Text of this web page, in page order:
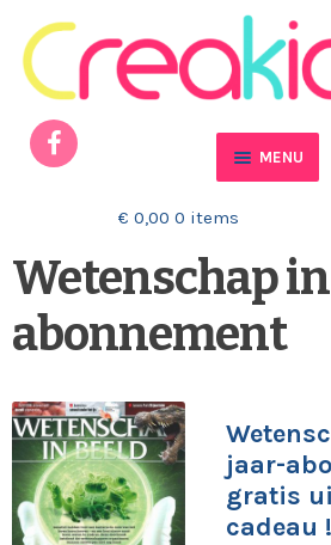
Ga door naar navigatie
Ga naar de inhoud
€ 0,00 0 items
MENU
Actueel
Mijn account
Contact
Wetenschap
abonnement
jaar-
gratis
cadeau !